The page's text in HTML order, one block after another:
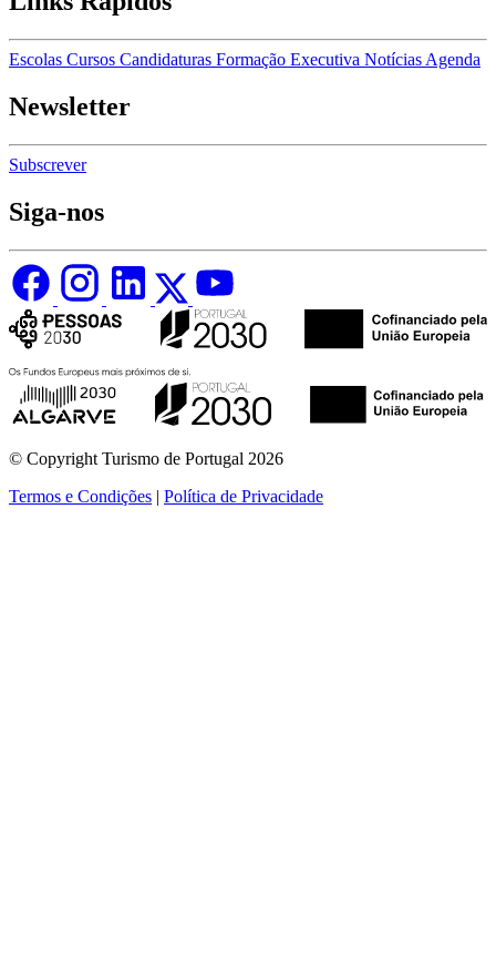
Escolas Cursos Candidaturas Formação Executiva Notícias Agenda
Newsletter
Subscrever
Siga-nos
© Copyright Turismo de Portugal 2026
Termos e Condições | Política de Privacidade